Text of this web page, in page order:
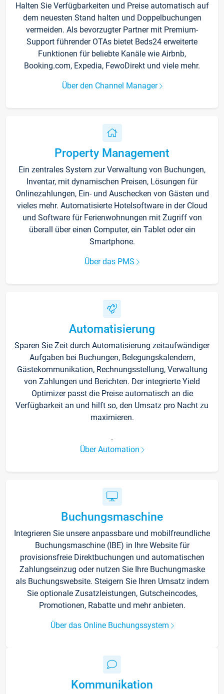
Halten Sie Verfügbarkeiten und Preise automatisch auf
dem neuesten Stand halten und Doppelbuchungen
vermeiden. Als bevorzugter Partner mit Premium-
Support führender OTAs bietet Beds24 erweiterte
Funktionen für beliebte Kanäle wie Airbnb,
Booking.com, Expedia, FewoDirekt und viele mehr.
Über den Channel Manager
Property Management
Ein zentrales System zur Verwaltung von Buchungen,
Inventar, mit dynamischen Preisen, Lösungen für
Onlinezahlungen, Ein- und Auschecken von Gästen und
vieles mehr. Automatisierte Hotelsoftware in der Cloud
und Software für Ferienwohnungen mit Zugriff von
überall über einen Computer, ein Tablet oder ein
Smartphone.
Über das PMS
Automatisierung
Sparen Sie Zeit durch Automatisierung zeitaufwändiger
Aufgaben bei Buchungen, Belegungskalendern,
Gästekommunikation, Rechnungsstellung, Verwaltung
von Zahlungen und Berichten. Der integrierte Yield
Optimizer passt die Preise automatisch an die
Verfügbarkeit an und hilft so, den Umsatz pro Nacht zu
maximieren.
.
Über Automation
Buchungsmaschine
Integrieren Sie unsere anpassbare und mobilfreundliche
Buchungsmaschine (IBE) in Ihre Website für
provisionsfreie Direktbuchungen und automatischen
Zahlungseinzug oder nutzen Sie Ihre Buchungmaske
als Buchungswebsite. Steigern Sie Ihren Umsatz indem
Sie optionale Zusatzleistungen, Gutscheincodes,
Promotionen, Rabatte und mehr anbieten.
Über das Online Buchungssystem
Kommunikation